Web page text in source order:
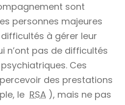
sont
personnes majeures
à gérer leur
n’ont pas de difficultés
Ces
des prestations
le RSA ), mais ne pas